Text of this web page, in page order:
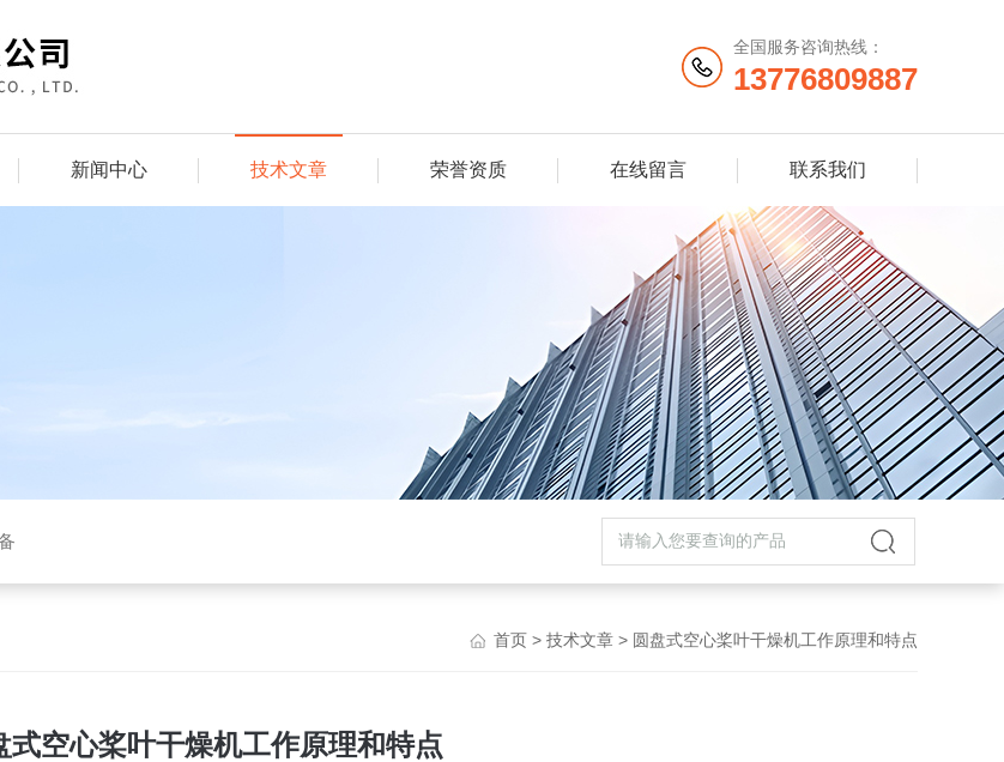
全国服务咨询热线：
13776809887
新闻中心 技术文章 荣誉资质 在线留言 联系我们
首页 > 技术文章 > 圆盘式空心桨叶干燥机工作原理和特点
式空心桨叶干燥机工作原理和特点